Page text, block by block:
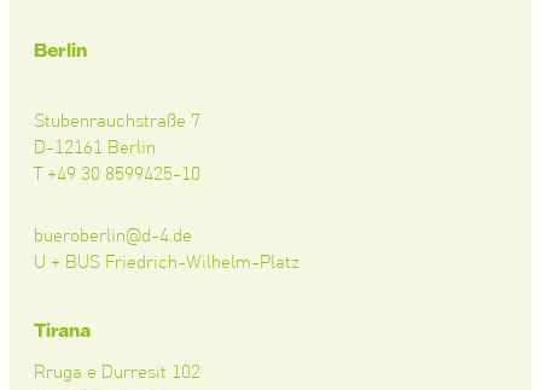
Berlin
Stubenrauchstraße 7
D-12161 Berlin
T +49 30 8599425-10
bueroberlin@d-4.de
U + BUS Friedrich-Wilhelm-Platz
Tirana
Rruga e Durresit 102